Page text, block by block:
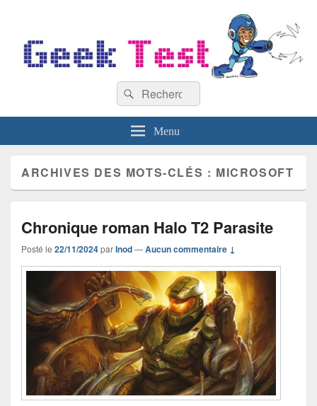
Recherche :
Rechercher
Menu
ARCHIVES DES MOTS-CLÉS : MICROSOFT
Chronique roman Halo T2 Parasite
Posté le 22/11/2024parInod—Aucun commentaire ↓